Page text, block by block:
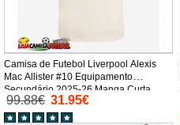
Camisa de Futebol Liverpool Alexis
Mac Allister #10 Equipamento
Secundário 2025-26 Manga Curta
99.88€ 31.95€